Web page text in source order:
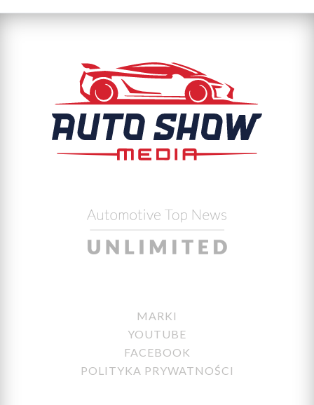
MARKI
YOUTUBE
FACEBOOK
POLITYKA PRYWATNOŚCI